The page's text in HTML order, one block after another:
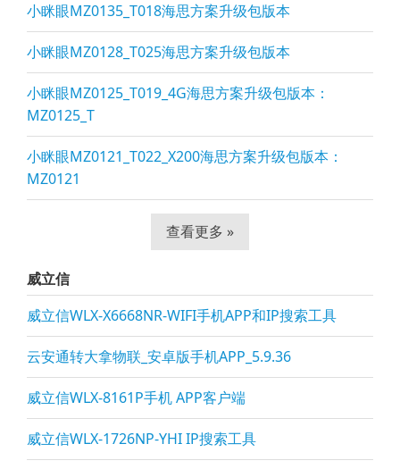
小眯眼MZ0135_T018海思方案升级包版本
小眯眼MZ0128_T025海思方案升级包版本
小眯眼MZ0125_T019_4G海思方案升级包版本：
MZ0125_T
小眯眼MZ0121_T022_X200海思方案升级包版本：
MZ0121
查看更多 »
威立信
威立信WLX-X6668NR-WIFI手机APP和IP搜索工具
云安通转大拿物联_安卓版手机APP_5.9.36
威立信WLX-8161P手机 APP客户端
威立信WLX-1726NP-YHI IP搜索工具